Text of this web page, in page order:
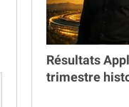
Résultats
trimestre